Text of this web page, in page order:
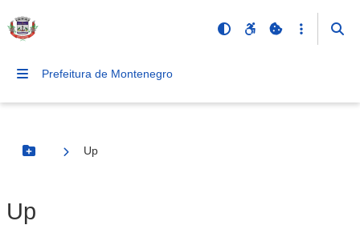
Prefeitura de Montenegro
Botão Menu
Up
Up